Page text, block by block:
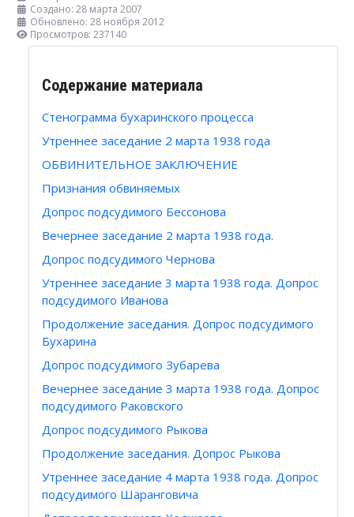
Создано: 28 марта 2007
Обновлено: 28 ноября 2012
Просмотров: 237140
Содержание материала
Стенограмма бухаринского процесса
Утреннее заседание 2 марта 1938 года
ОБВИНИТЕЛЬНОЕ ЗАКЛЮЧЕНИЕ
Признания обвиняемых
Допрос подсудимого Бессонова
Вечернее заседание 2 марта 1938 года.
Допрос подсудимого Чернова
Утреннее заседание 3 марта 1938 года. Допрос
подсудимого Иванова
Продолжение заседания. Допрос подсудимого
Бухарина
Допрос подсудимого Зубарева
Вечернее заседание 3 марта 1938 года. Допрос
подсудимого Раковского
Допрос подсудимого Рыкова
Продолжение заседания. Допрос Рыкова
Утреннее заседание 4 марта 1938 года. Допрос
подсудимого Шаранговича